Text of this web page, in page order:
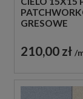
GRESOWE
210,00 zł